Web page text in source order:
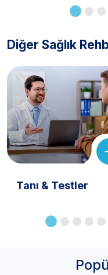
Diğer Sağlık
Tanı & Testler